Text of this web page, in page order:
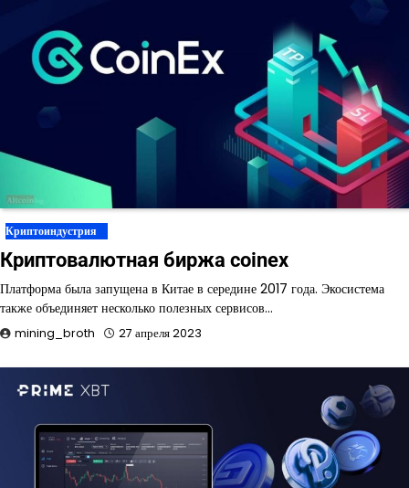
Криптоиндустрия
Криптовалютная биржа coinex
Платформа была запущена в Китае в середине 2017 года. Экосистема
также объединяет несколько полезных сервисов…
mining_broth 27 апреля 2023